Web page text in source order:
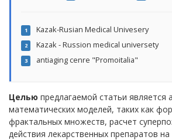
1 Kazak-Rusian Medical Univesery
2 Kazak - Russion medical universety
3 antiaging cenre "Promoitalia"
Целью предлагаемой статьи
математических моделей, таких как
фрактальных множеств, расчет
действия лекарственных препаратов